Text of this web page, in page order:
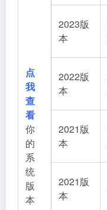
点
我
查
看
你
的
系
统
版
本
2023版
本
2022版
本
2021版
本
2021版
本